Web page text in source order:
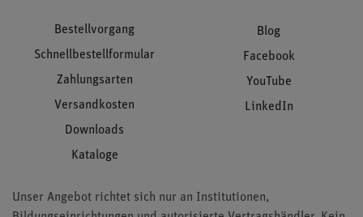
Bestellvorgang
Schnellbestellformular
Zahlungsarten
Versandkosten
Downloads
Kataloge
Blog
Facebook
YouTube
LinkedIn
Unser Angebot richtet sich nur an Institutionen,